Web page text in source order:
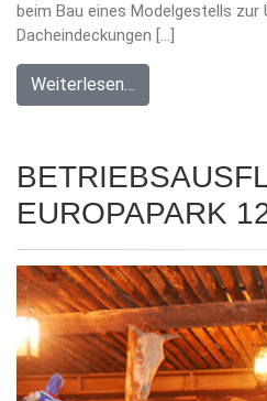
beim Bau eines Modelgestells zur
Dacheindeckungen […]
Weiterlesen…
EUROPAPARK